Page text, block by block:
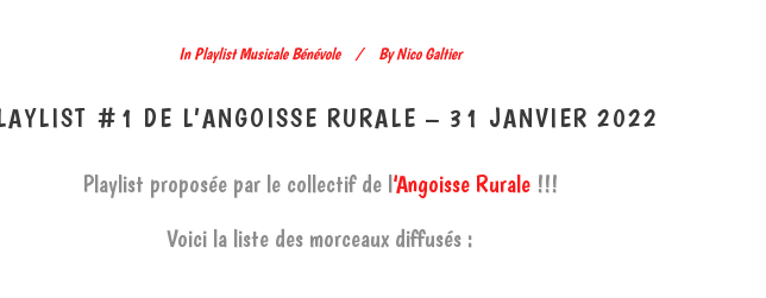
In Playlist Musicale Bénévole By Nico Galtier
#1 DE L’ANGOISSE RURALE – 31 JANVIER 2022
Playlist proposée par le collectif de l‘Angoisse Rurale!!!
Voici la liste des morceaux diffusés :